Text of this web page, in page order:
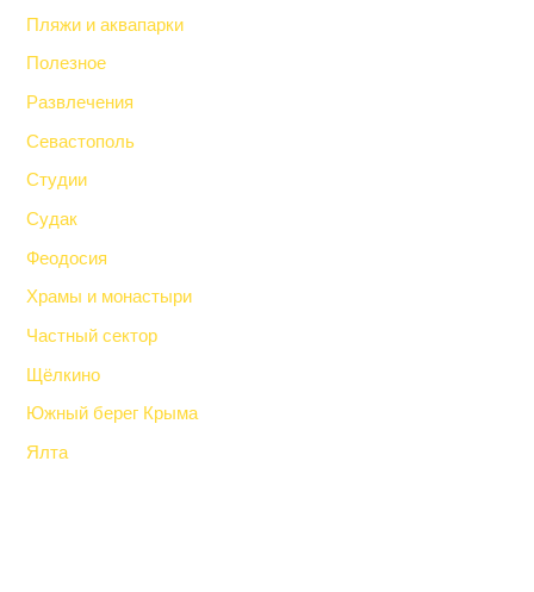
Пляжи и аквапарки
Полезное
Развлечения
Севастополь
Студии
Судак
Феодосия
Храмы и монастыри
Частный сектор
Щёлкино
Южный берег Крыма
Ялта